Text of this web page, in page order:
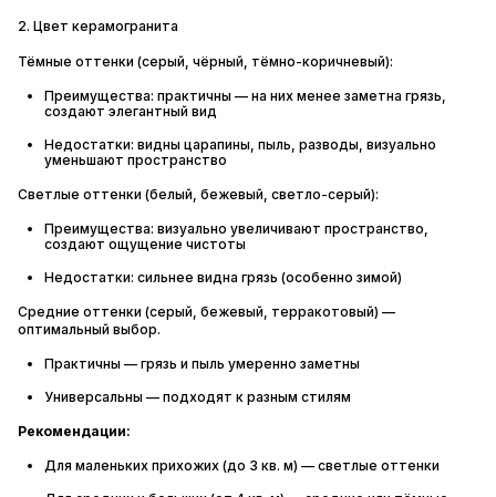
2. Цвет керамогранита
Тёмные оттенки (серый, чёрный, тёмно-коричневый):
Преимущества: практичны — на них менее заметна грязь,
создают элегантный вид
Недостатки: видны царапины, пыль, разводы, визуально
уменьшают пространство
Светлые оттенки (белый, бежевый, светло-серый):
Преимущества: визуально увеличивают пространство,
создают ощущение чистоты
Недостатки: сильнее видна грязь (особенно зимой)
Средние оттенки (серый, бежевый, терракотовый) —
оптимальный выбор.
Практичны — грязь и пыль умеренно заметны
Универсальны — подходят к разным стилям
Рекомендации:
Для маленьких прихожих (до 3 кв. м) — светлые оттенки